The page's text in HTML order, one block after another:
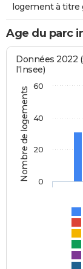
logement à titre
Age du parc
Nombre de logements
Données 2022
l'Insee)
0
20
40
60